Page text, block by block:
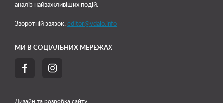
аналіз найважливіших подій.
Зворотній звязок: editor@vdalo.info
МИ В СОЦІАЛЬНИХ МЕРЕЖАХ
 
Дизайн та розробка сайту